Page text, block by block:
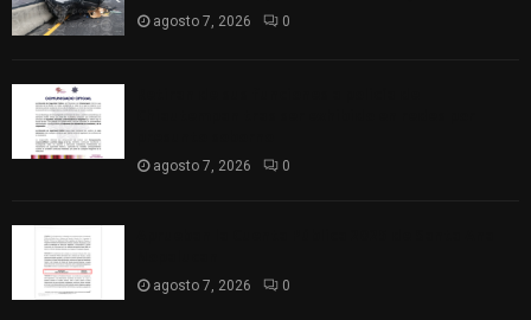
agosto 7, 2026 0
agosto 7, 2026 0
agosto 7, 2026 0